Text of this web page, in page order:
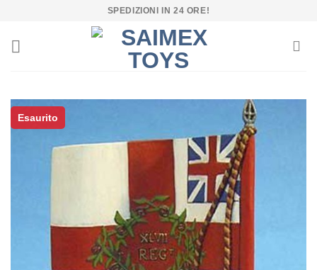
contenuti
SPEDIZIONI IN 24 ORE!
Esaurito